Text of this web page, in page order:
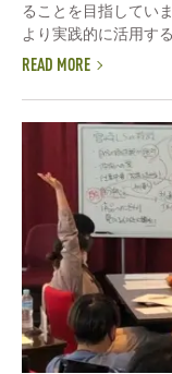
ることを目指してい
より実践的に活用する
READ MORE